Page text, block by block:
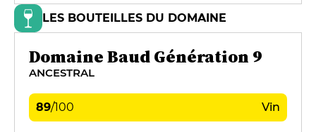
LES BOUTEILLES DU DOMAINE
Domaine Baud Génération 9
ANCESTRAL
89/100 Vin